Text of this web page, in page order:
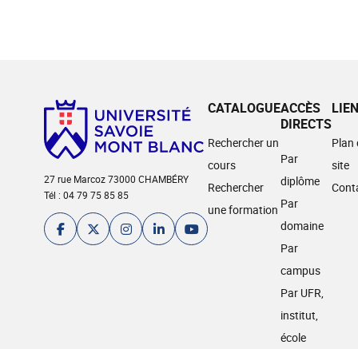
27 rue Marcoz 73000 CHAMBÉRY
Tél : 04 79 75 85 85
CATALOGUE
Rechercher un
cours
Rechercher
une formation
ACCÈS
DIRECTS
Par
diplôme
Par
domaine
Par
campus
Par UFR,
institut,
école
Plan
site